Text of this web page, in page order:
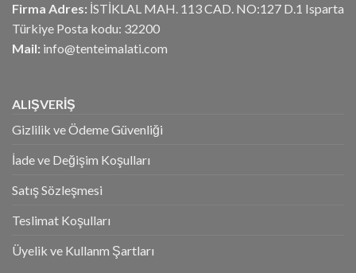
Firma Adres: İSTİKLAL MAH. 113 CAD. NO:127 D.1 Isparta
Türkiye Posta kodu: 32200
Mail: info@tenteimalati.com
ALIŞVERİŞ
Gizlilik ve Ödeme Güvenliği
İade ve Değişim Koşulları
Satış Sözleşmesi
Teslimat Koşulları
Üyelik ve Kullanm Şartları